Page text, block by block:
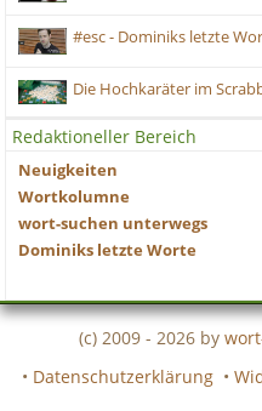
#esc - Dominiks letzte
Die Hochkaräter im
Redaktioneller Bereich
Neuigkeiten
Wortkolumne
wort-suchen unterwegs
Dominiks letzte Worte
(c) 2009 - 2026 by
• Datenschutzerklärung •